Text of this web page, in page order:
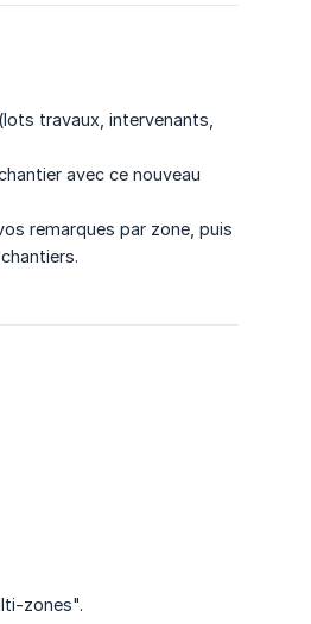
travaux, intervenants,
avec ce nouveau
remarques par zone, puis
zones".